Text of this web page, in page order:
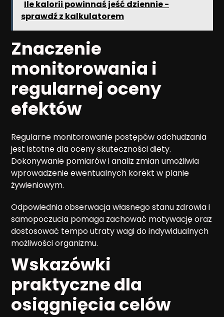
Ile kalorii powinnaś jeść dziennie -
sprawdź z kalkulatorem
Znaczenie
monitorowania i
regularnej oceny
efektów
Regularne monitorowanie postępów odchudzania
jest istotne dla oceny skuteczności diety.
Dokonywanie pomiarów i analiz zmian umożliwia
wprowadzenie ewentualnych korekt w planie
żywieniowym.
Odpowiednia obserwacja własnego stanu zdrowia i
samopoczucia pomaga zachować motywację oraz
dostosować tempo utraty wagi do indywidualnych
możliwości organizmu.
Wskazówki
praktyczne dla
osiągnięcia celów